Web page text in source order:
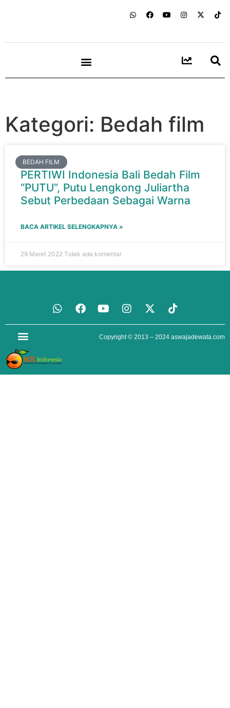
Kategori: Bedah film
BEDAH FILM
PERTIWI Indonesia Bali Bedah Film
“PUTU”, Putu Lengkong Juliartha
Sebut Perbedaan Sebagai Warna
BACA ARTIKEL SELENGKAPNYA »
29 Maret 2022 Tidak ada komentar
Copyright © 2013 – 2024 aswajadewata.com